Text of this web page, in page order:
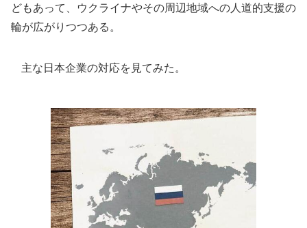
どもあって、ウクライナやその周辺地域への人道的支援の
輪が広がりつつある。
主な日本企業の対応を見てみた。